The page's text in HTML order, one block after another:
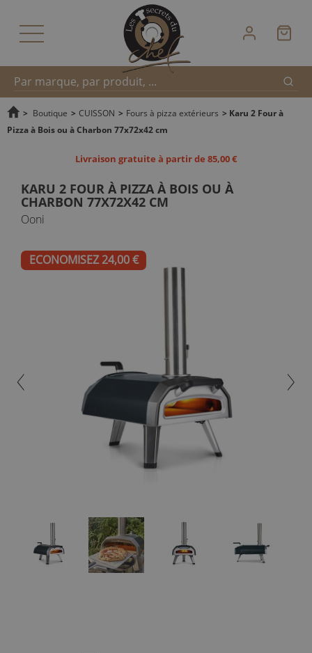
Recherche
> Boutique > CUISSON > Fours à pizza extérieurs > Karu 2 Four à
Pizza à Bois ou à Charbon 77x72x42 cm
Livraison gratuite à partir de 85,00 €
KARU 2 FOUR À PIZZA À BOIS OU À
CHARBON 77X72X42 CM
Ooni
ECONOMISEZ 24,00 €